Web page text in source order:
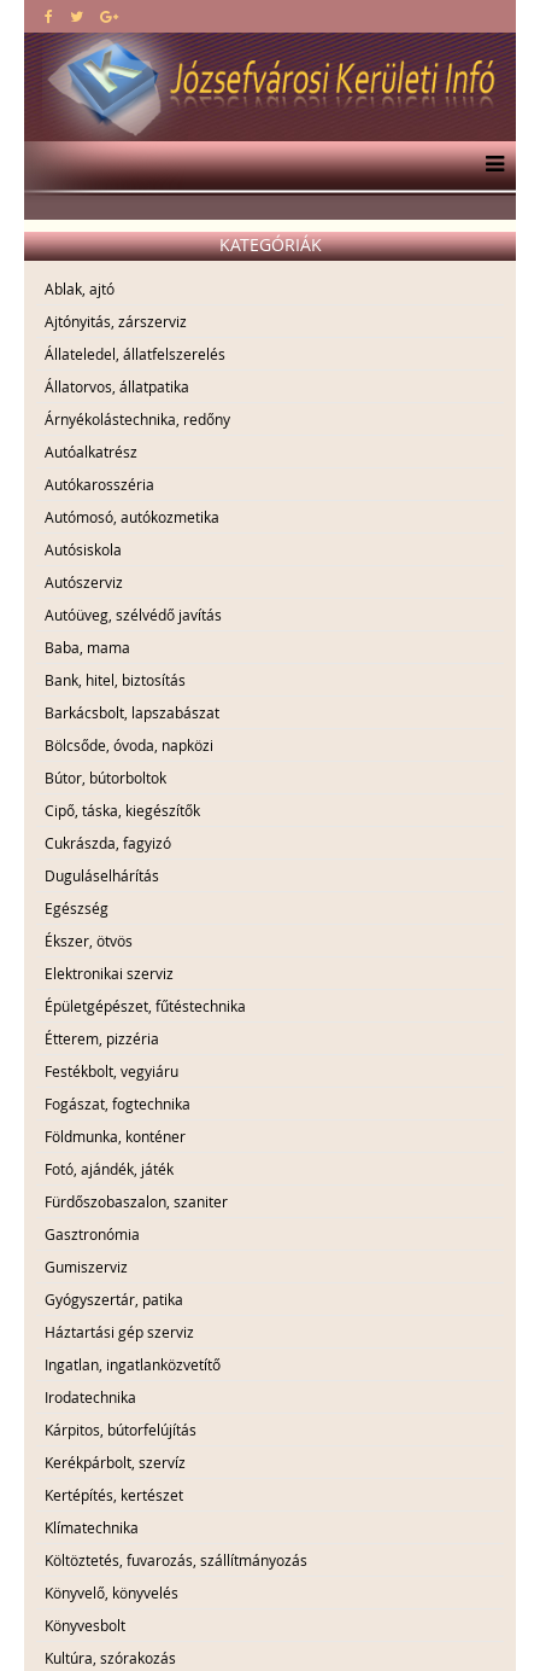
KATEGÓRIÁK
Ablak, ajtó
Ajtónyitás, zárszerviz
Állateledel, állatfelszerelés
Állatorvos, állatpatika
Árnyékolástechnika, redőny
Autóalkatrész
Autókarosszéria
Autómosó, autókozmetika
Autósiskola
Autószerviz
Autóüveg, szélvédő javítás
Baba, mama
Bank, hitel, biztosítás
Barkácsbolt, lapszabászat
Bölcsőde, óvoda, napközi
Bútor, bútorboltok
Cipő, táska, kiegészítők
Cukrászda, fagyizó
Duguláselhárítás
Egészség
Ékszer, ötvös
Elektronikai szerviz
Épületgépészet, fűtéstechnika
Étterem, pizzéria
Festékbolt, vegyiáru
Fogászat, fogtechnika
Földmunka, konténer
Fotó, ajándék, játék
Fürdőszobaszalon, szaniter
Gasztronómia
Gumiszerviz
Gyógyszertár, patika
Háztartási gép szerviz
Ingatlan, ingatlanközvetítő
Irodatechnika
Kárpitos, bútorfelújítás
Kerékpárbolt, szervíz
Kertépítés, kertészet
Klímatechnika
Költöztetés, fuvarozás, szállítmányozás
Könyvelő, könyvelés
Könyvesbolt
Kultúra, szórakozás